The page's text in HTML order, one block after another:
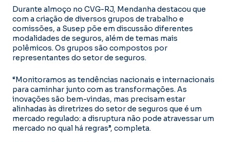
Durante almoço no CVG-RJ, Mendanha destacou que
com a criação de diversos grupos de trabalho e
comissões, a Susep põe em discussão diferentes
modalidades de seguros, além de temas mais
polêmicos. Os grupos são compostos por
representantes do setor de seguros.
“Monitoramos as tendências nacionais e internacionais
para caminhar junto com as transformações. As
inovações são bem-vindas, mas precisam estar
alinhadas às diretrizes do setor de seguros que é um
mercado regulado: a disruptura não pode atravessar um
mercado no qual há regras”, completa.